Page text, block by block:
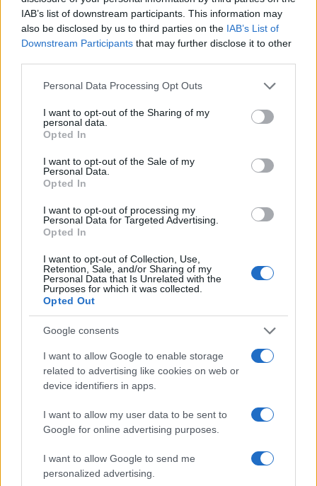
IAB’s list of downstream participants. This information may
also be disclosed by us to third parties on the IAB’s List of
Downstream Participants that may further disclose it to other
Please note that this website/app uses one or more Google
not limited to your visit or usage behaviour. You may click to
grant or deny consent to Google and its third-party tags to
use your data for below specified purposes in below Google
consent section.
Personal Data Processing Opt Outs
I want to opt-out of the Sharing of my
personal data.
Opted In
I want to opt-out of the Sale of my
Personal Data.
Opted In
I want to opt-out of processing my
Personal Data for Targeted Advertising.
Opted In
I want to opt-out of Collection, Use,
Retention, Sale, and/or Sharing of my
Personal Data that Is Unrelated with the
Purposes for which it was collected.
Opted Out
Google consents
I want to allow Google to enable storage
related to advertising like cookies on web or
device identifiers in apps.
I want to allow my user data to be sent to
Google for online advertising purposes.
I want to allow Google to send me
personalized advertising.